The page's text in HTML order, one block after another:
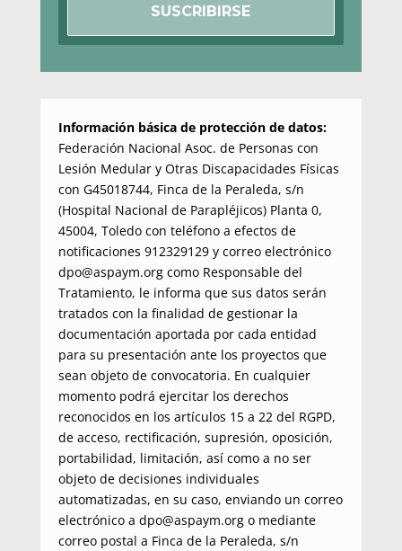
Información básica de protección de datos:
Federación Nacional Asoc. de Personas con
Lesión Medular y Otras Discapacidades Físicas
con G45018744, Finca de la Peraleda, s/n
(Hospital Nacional de Parapléjicos) Planta 0,
45004, Toledo con teléfono a efectos de
notificaciones 912329129 y correo electrónico
dpo@aspaym.org como Responsable del
Tratamiento, le informa que sus datos serán
tratados con la finalidad de gestionar la
documentación aportada por cada entidad
para su presentación ante los proyectos que
sean objeto de convocatoria. En cualquier
momento podrá ejercitar los derechos
reconocidos en los artículos 15 a 22 del RGPD,
de acceso, rectificación, supresión, oposición,
portabilidad, limitación, así como a no ser
objeto de decisiones individuales
automatizadas, en su caso, enviando un correo
electrónico a dpo@aspaym.org o mediante
correo postal a Finca de la Peraleda, s/n